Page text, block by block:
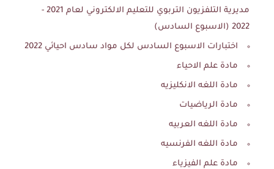
مديرية التلفزيون التربوي للتعليم الالكتروني لعام 2021 -
2022 (الاسبوع السادس)
اختبارات الاسبوع السادس لكل مواد سادس احيائي 2022
مادة علم الاحياء
مادة اللغه الانكليزيه
مادة الرياضيات
مادة اللغه العربيه
مادة اللغه الفرنسيه
مادة علم الفيزياء